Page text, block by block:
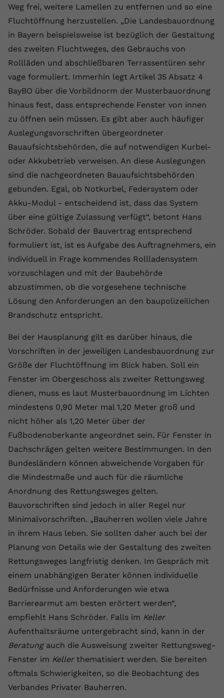
Weg frei, weitere Lamellen zu entfernen und so eine
Fluchtöffnung herzustellen. „Die Landesbauordnung
in Bayern beispielsweise ist bezüglich der Gestaltung
des zweiten Fluchtweges, des Gebrauchs von
Rollläden und abschließbaren Terrassentüren sehr
vage formuliert. Immerhin legt Artikel 35 Absatz 4
BayBO über die Vorbildnorm der Musterbauordnung
hinaus fest, dass entsprechende Fenster von innen
zu öffnen sein müssen. Es gibt aber auch häufiger
Auslegungsvorschriften übergeordneter
Bauaufsichtsbehörden, die auf notwendigen Kurbel-
oder Akkubetrieb verweisen. An diese Auslegungen
sind die nachgeordneten Bauaufsichtsbehörden
gebunden. Egal, ob Notkurbel, Federsystem oder
Akku-Modul - entscheidend ist, dass das System
über eine gültige Zulassung verfügt“, betont Hans
Schröder. Sobald der Bauvertrag entsprechend
formuliert ist, ist es Aufgabe des Auftragnehmers, ein
individuell in Frage kommendes Rollladensystem
vorzuschlagen und mit der Baubehörde
abzustimmen, ob die vorgesehene technische
Lösung den Anforderungen an den baupolizeilichen
Brandschutz entspricht.
Bei der Hausplanung gilt es darüber hinaus, die
Vorschriften in der jeweiligen Landesbauordnung zur
Größe der Fluchtöffnung im Blick haben. Soll ein
Fenster im Obergeschoss als zweiter Rettungsweg
dienen, muss es laut Musterbauordnung im Lichten
mindestens 0,90 Meter mal 1,20 Meter groß und
nicht höher als 1,20 Meter über der
Fußbodenoberkante angeordnet sein. Für Fenster in
Dachschrägen gelten weitere Bestimmungen. In den
Bundesländern können abweichende Vorgaben für
die Mindestmaße und auch für die räumliche
Anordnung des Rettungsweges gelten.
Bauvorschriften sind jedoch in aller Regel nur
Minimalvorschriften. „Bauherren wollen viele Jahre
in ihrem Haus leben. Sie sollten daher auch bei der
Planung von Details wie der Gestaltung des zweiten
Rettungsweges langfristig denken. Im Gespräch mit
einem unabhängigen Berater können individuelle
Bedürfnisse und Anforderungen wie etwa
Barrierearmut am besten erörtert werden“,
empfiehlt Hans Schröder. Falls im Keller
Aufenthaltsräume untergebracht sind, kann in der
Beratungauch die Ausweisung zweiter Rettungsweg-
Fenster im Kellerthematisiert werden. Sie bereiten
oftmals Schwierigkeiten, so die Beobachtung des
Verbandes Privater Bauherren.
Zweck
registriert eine eindeutige ID, um
Daten darüber zu speichern, welche
gesehen hat.
Name yt-remote-connected-devices
Anbieter Youtube.com
Laufzeit Session
YouTube setzt diesen Cookie, um die
Videopräferenzen des Nutzers zu
speichern, der eingebettete YouTube-